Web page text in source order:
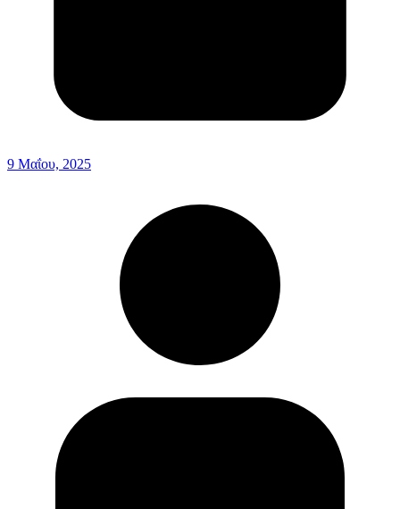
9 Μαΐου, 2025